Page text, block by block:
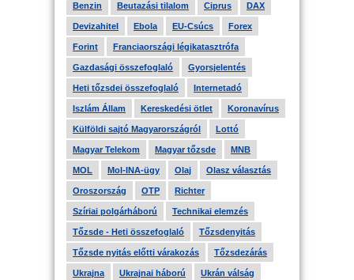
Benzin Beutazási tilalom Ciprus DAX
Devizahitel Ebola EU-Csúcs Forex
Forint Franciaországi légikatasztrófa
Gazdasági összefoglaló Gyorsjelentés
Heti tőzsdei összefoglaló Internetadó
Iszlám Állam Kereskedési ötlet Koronavírus
Külföldi sajtó Magyarországról Lottó
Magyar Telekom Magyar tőzsde MNB
MOL Mol-INA-ügy Olaj Olasz választás
Oroszország OTP Richter
Szíriai polgárháború Technikai elemzés
Tőzsde - Heti összefoglaló Tőzsdenyitás
Tőzsde nyitás előtti várakozás Tőzsdezárás
Ukrajna Ukrajnai háború Ukrán válság